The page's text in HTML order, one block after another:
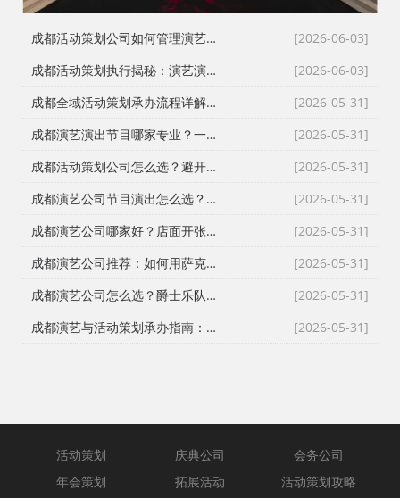
[2026-06-03]
成都活动策划公司如何管理演艺演出团队？节目编排、技术融合、大屏灯光音箱搭建专业解析 | 覆盖武侯锦江金牛成华龙泉温江新都郫都及川西高原全川
[2026-06-03]
成都活动策划执行揭秘：演艺演出团队与大屏灯光音箱搭建的硬核标准
[2026-05-31]
成都全域活动策划承办流程详解！四川大小活动落地实操攻略
[2026-05-31]
成都演艺演出节目哪家专业？一站式活动演艺策划承办解决方案
[2026-05-31]
成都活动策划公司怎么选？避开90%活动翻车误区【四川全区域通用攻略】
[2026-05-31]
成都演艺公司节目演出怎么选？从舞蹈到民乐坊，一篇搞定所有活动配节目
[2026-05-31]
成都演艺公司哪家好？店面开张与商业促销必看：魔术、变脸、小丑互动引爆全场！
[2026-05-31]
成都演艺公司推荐：如何用萨克斯、小提琴与女子民乐坊打造极致高端宴会氛围？
[2026-05-31]
成都演艺公司怎么选？爵士乐队、女子民乐坊、舞蹈歌手全解析及活动策划承办避坑攻略
[2026-05-31]
成都演艺与活动策划承办指南：从歌手演出到全域落地的服务方案
活动策划 庆典公司
会务公司
年会策划
拓展活动
活动策划攻略